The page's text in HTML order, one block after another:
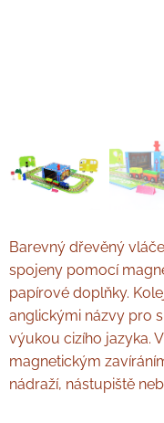
Barevný dřevěný
spojeny pomocí
papírové doplňky.
anglickými názvy pro
výukou cizího jazyka.
magnetickým
nádraží, nástupiště